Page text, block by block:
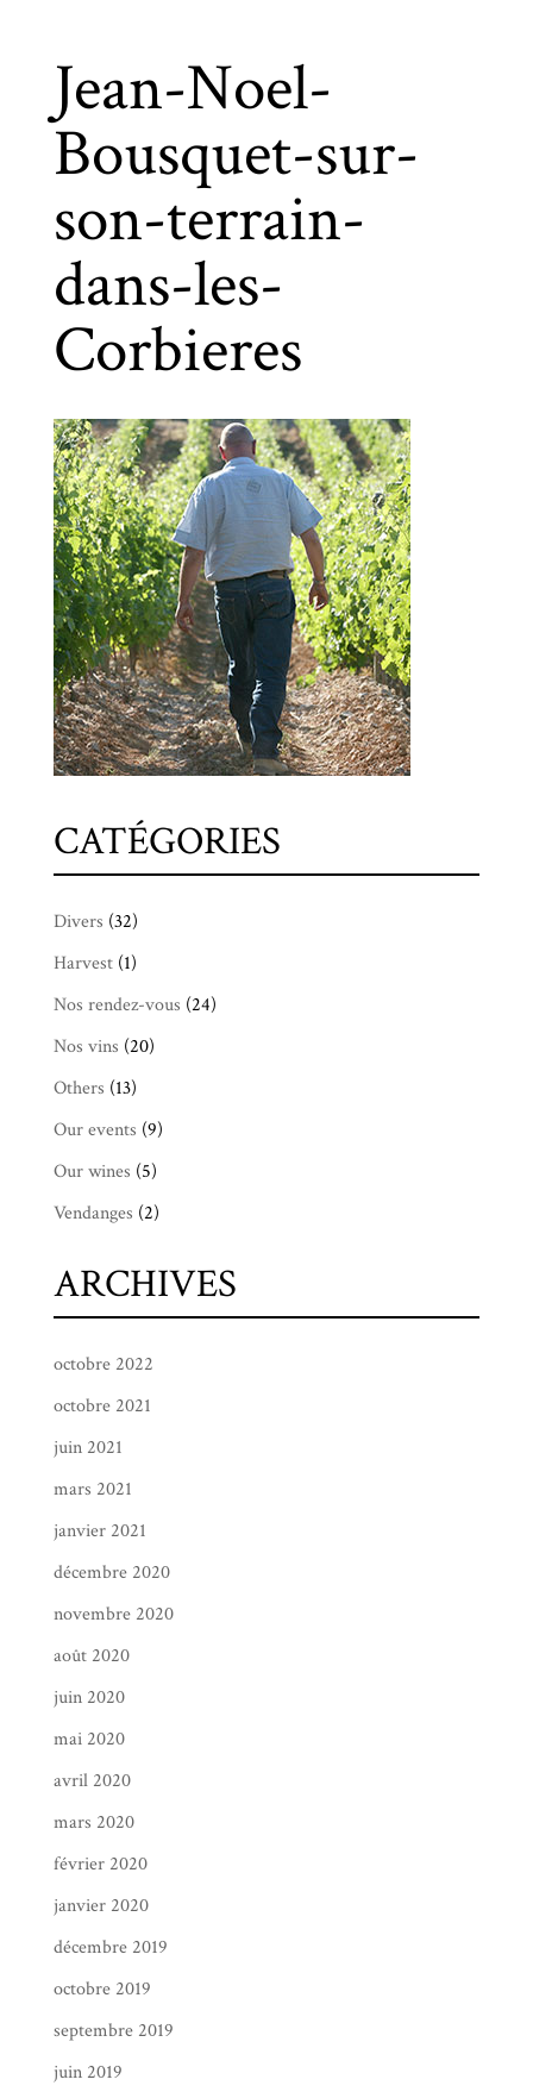
Jean-Noel-
Bousquet-sur-
son-terrain-
dans-les-
Corbieres
CATÉGORIES
Divers (32)
Harvest(1)
Nos rendez-vous (24)
Nos vins (20)
Others (13)
Our events (9)
Our wines (5)
Vendanges (2)
ARCHIVES
octobre 2022
octobre 2021
juin 2021
mars 2021
janvier 2021
décembre 2020
novembre 2020
août 2020
juin 2020
mai 2020
avril 2020
mars 2020
février 2020
janvier 2020
décembre 2019
octobre 2019
septembre 2019
juin 2019